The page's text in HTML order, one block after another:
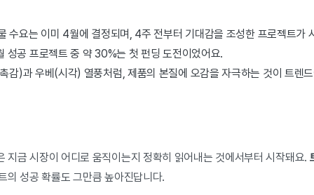
수요는 이미 4월에 결정되며, 4주 전부터 기대감을 조성한 프로젝트가
성공 프로젝트 중 약 30%는 첫 펀딩 도전이었어요.
감)과 우베(시각) 열풍처럼, 제품의 본질에 오감을 자극하는 것이 트렌
지금 시장이 어디로 움직이는지 정확히 읽어내는 것에서부터 시작돼요.
의 성공 확률도 그만큼 높아진답니다.